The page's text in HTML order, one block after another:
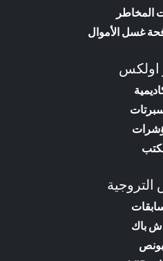
المخاطر
غسل الأموال
اولكس
باك